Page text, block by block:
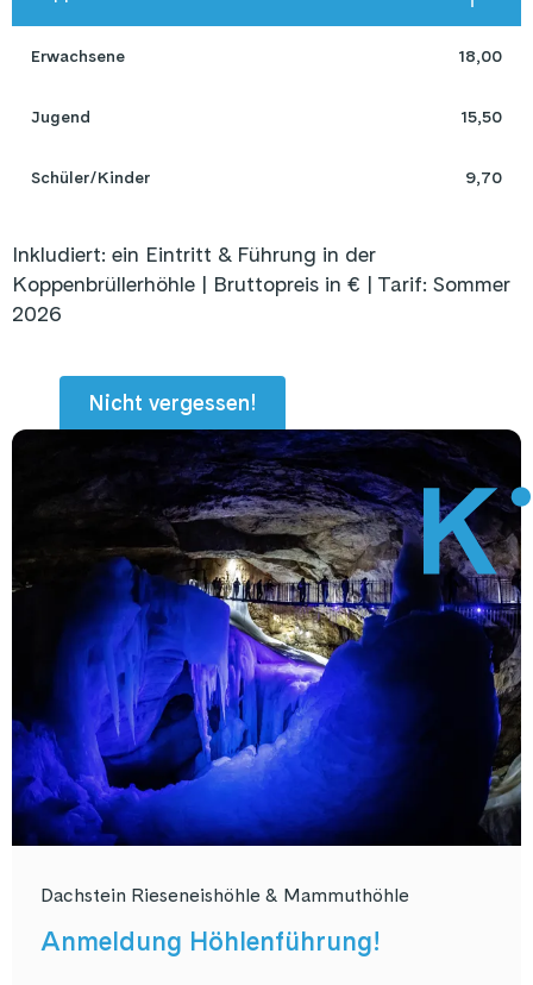
Erwachsene 18,00
Jugend 15,50
Schüler/Kinder 9,70
Inkludiert: ein Eintritt & Führung in der
Koppenbrüllerhöhle | Bruttopreis in € | Tarif: Sommer
2026
Nicht vergessen!
Dachstein Rieseneishöhle & Mammuthöhle
Anmeldung Höhlenführung!